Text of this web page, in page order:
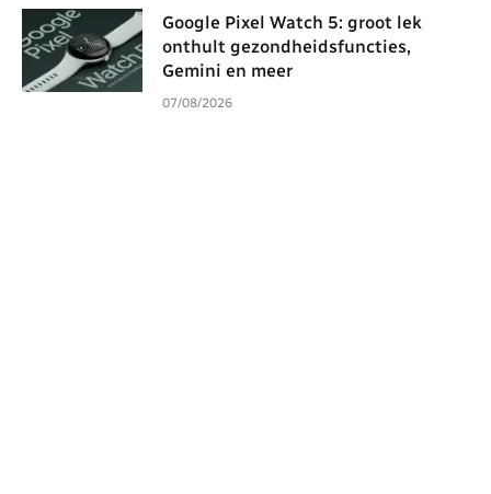
Google Pixel Watch 5: groot lek
onthult gezondheidsfuncties,
Gemini en meer
07/08/2026